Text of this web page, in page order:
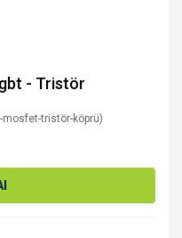
- Tristör
mosfet-tristör-köprü)